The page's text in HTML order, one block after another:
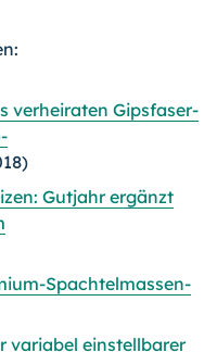
verheiraten Gipsfaser-
Gutjahr ergänzt
Spachtelmassen-
variabel einstellbarer